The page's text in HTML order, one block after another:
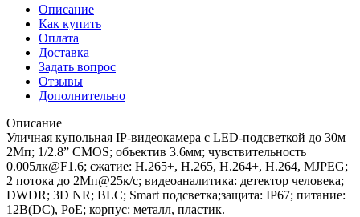
Описание
Как купить
Оплата
Доставка
Задать вопрос
Отзывы
Дополнительно
Описание
Уличная купольная IP-видеокамера с LED-подсветкой до 30м
2Мп; 1/2.8” CMOS; объектив 3.6мм; чувствительность
0.005лк@F1.6; сжатие: H.265+, H.265, H.264+, H.264, MJPEG;
2 потока до 2Мп@25к/с; видеоаналитика: детектор человека;
DWDR; 3D NR; BLC; Smart подсветка;защита: IP67; питание:
12В(DC), PoE; корпус: металл, пластик.